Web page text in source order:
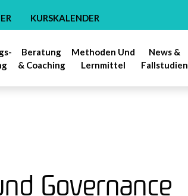
KURSKALENDER
Beratung
& Coaching
Methoden Und
Lernmittel
News &
Fallstudien
Governance